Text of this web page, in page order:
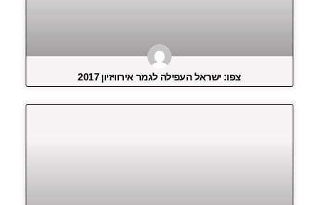
צפו: ישראל העפילה לגמר אירוויזיון 2017